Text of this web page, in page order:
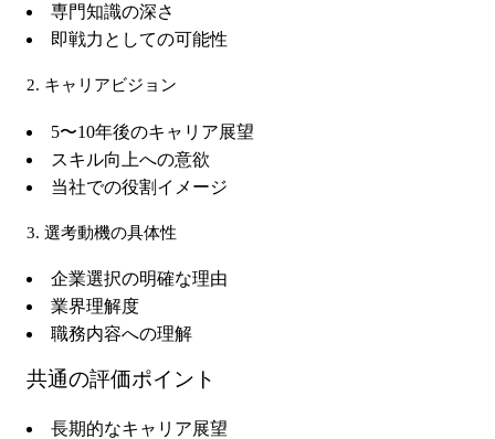
専門知識の深さ
即戦力としての可能性
2. キャリアビジョン
5〜10年後のキャリア展望
スキル向上への意欲
当社での役割イメージ
3. 選考動機の具体性
企業選択の明確な理由
業界理解度
職務内容への理解
共通の評価ポイント
長期的なキャリア展望